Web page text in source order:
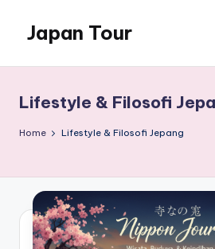
content
Japan Tour
yang
menakjubkan
Lifestyle & Filosofi
Home Lifestyle & Filosofi Jepang